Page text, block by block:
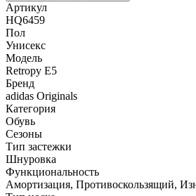
Артикул
HQ6459
Пол
Унисекс
Модель
Retropy E5
Бренд
adidas Originals
Категория
Обувь
Сезоны
Тип застежки
Шнуровка
Функциональность
Амортизация, Противоскользящий,